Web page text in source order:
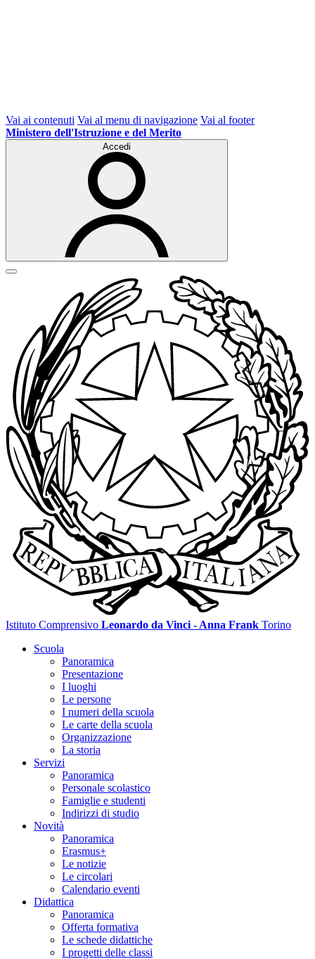
Vai ai contenuti Vai al menu di navigazione Vai al footer
Ministero dell'Istruzione e del Merito
Accedi
Istituto Comprensivo Leonardo da Vinci - Anna Frank Torino
Scuola
Panoramica
Presentazione
I luoghi
Le persone
I numeri della scuola
Le carte della scuola
Organizzazione
La storia
Servizi
Panoramica
Personale scolastico
Famiglie e studenti
Indirizzi di studio
Novità
Panoramica
Erasmus+
Le notizie
Le circolari
Calendario eventi
Didattica
Panoramica
Offerta formativa
Le schede didattiche
I progetti delle classi